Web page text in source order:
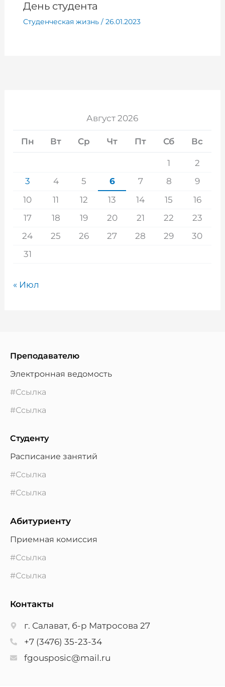
День студента
Студенческая жизнь/ 26.01.2023
Август 2026
Пн Вт Ср Чт Пт Сб Вс
1
2
3
4 5 6 7 8
9
10
11 12 13 14 15
16
17
18 19 20 21 22
23
24
25 26 27 28 29
30
31
« Июл
Преподавателю
Электронная ведомость
#Ссылка
#Ссылка
Студенту
Расписание занятий
#Ссылка
#Ссылка
Абитуриенту
Приемная комиссия
#Ссылка
#Ссылка
Контакты
г. Салават, б-р Матросова 27
+7 (3476) 35-23-34
fgousposic@mail.ru